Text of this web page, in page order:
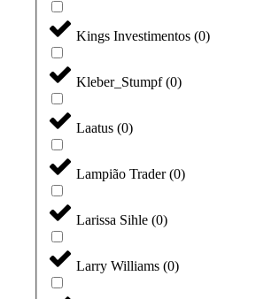
Kings Investimentos (0)
Kleber_Stumpf(0)
Laatus (0)
Lampião Trader(0)
Larissa Sihle (0)
Larry Williams (0)